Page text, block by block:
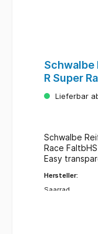
Schwalbe
R Super
Lieferbar
Schwalbe
Race FaltbHS 610
Easy
für den
Hersteller:
Saarrad